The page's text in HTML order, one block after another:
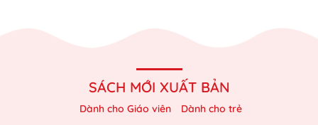
SÁCH MỚI XUẤT BẢN
Dành cho Giáo viên Dành cho trẻ